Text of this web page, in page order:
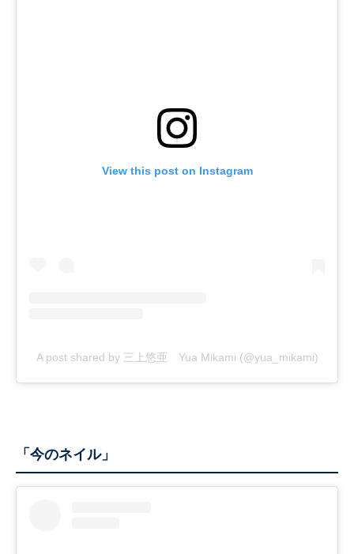
View this post on Instagram
A post shared by 三上悠亜 Yua Mikami (@yua_mikami)
「今のネイル」